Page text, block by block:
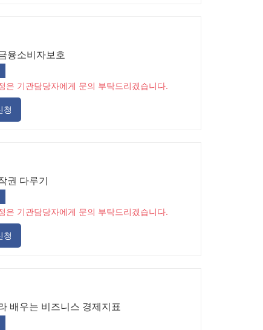
융소비자보호
은 기관담당자에게 문의 부탁드리겠습니다.
청
권 다루기
은 기관담당자에게 문의 부탁드리겠습니다.
청
배우는 비즈니스 경제지표